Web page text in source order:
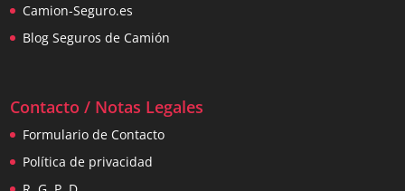
Camion-Seguro.es
Blog Seguros de Camión
Contacto / Notas Legales
Formulario de Contacto
Política de privacidad